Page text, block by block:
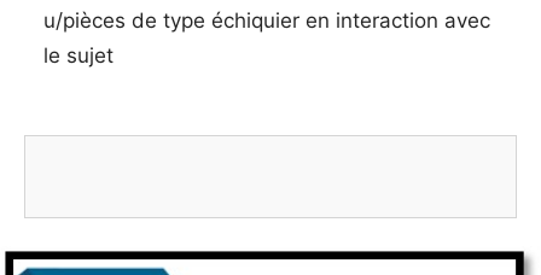
u/pièces de type échiquier en interaction avec
le sujet